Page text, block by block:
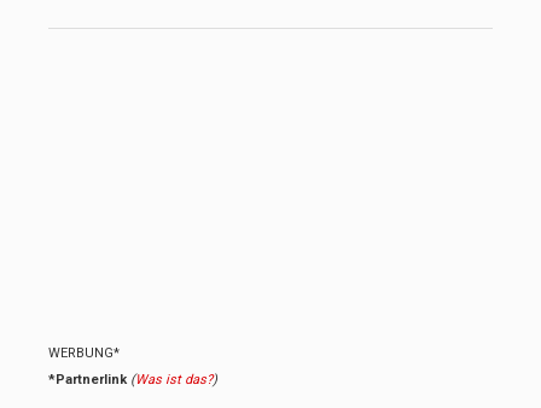
WERBUNG*
*Partnerlink (Was ist das?)